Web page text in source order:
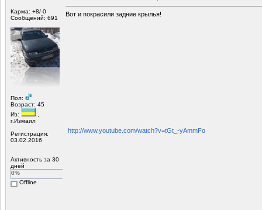
Карма: +8/-0
Сообщений: 691
Пол:
Возраст: 45
Из:
г.Измаил
Регистрация:
03.02.2016
Активность за 30
дней
0%
Offline
Вот и покрасили задние крылья!
http://www.youtube.com/watch?v=tGt_-yAmmFo